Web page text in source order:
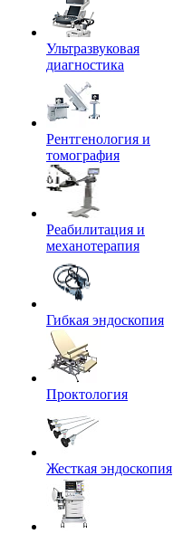
Ультразвуковая
диагностика
Рентгенология и
томография
Реабилитация и
механотерапия
Гибкая эндоскопия
Проктология
Жесткая эндоскопия